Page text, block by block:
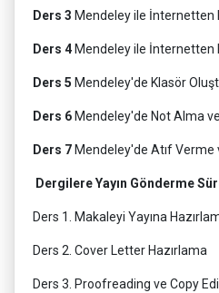
Ders 3 Mendeley ile İnternetten
Ders 4 Mendeley ile İnternetten
Ders 5 Mendeley'de Klasör
Ders 6 Mendeley'de Not Alma
Ders 7 Mendeley'de Atıf
Dergilere Yayın Gönderme
Ders 1. Makaleyi Yayına
Ders 2. Cover Letter Hazırlama
Ders 3. Proofreading ve Copy